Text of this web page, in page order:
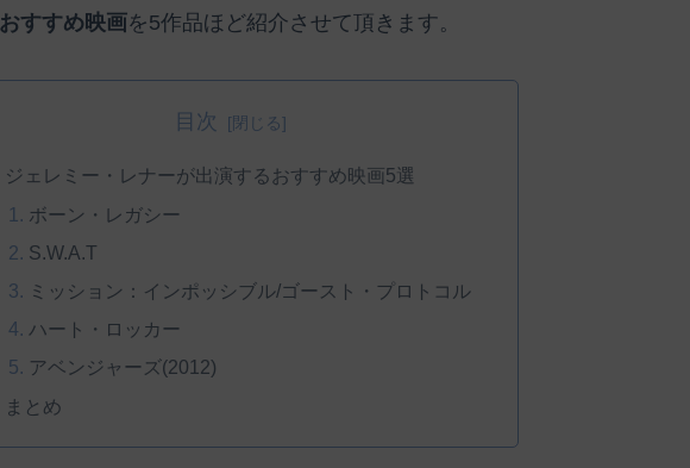
おすすめ映画を5作品ほど紹介させて頂きます。
目次
ジェレミー・レナーが出演するおすすめ映画5選
ボーン・レガシー
S.W.A.T
ミッション：インポッシブル/ゴースト・プロトコル
ハート・ロッカー
アベンジャーズ(2012)
まとめ